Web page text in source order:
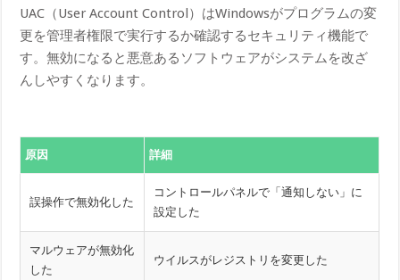
UAC（User Account Control）はWindowsがプログラムの変
更を管理者権限で実行するか確認するセキュリティ機能で
す。無効になると悪意あるソフトウェアがシステムを改ざ
んしやすくなります。
原因 詳細
誤操作で無効化した
コントロールパネルで「通知しない」に
設定した
マルウェアが無効化
した
ウイルスがレジストリを変更した